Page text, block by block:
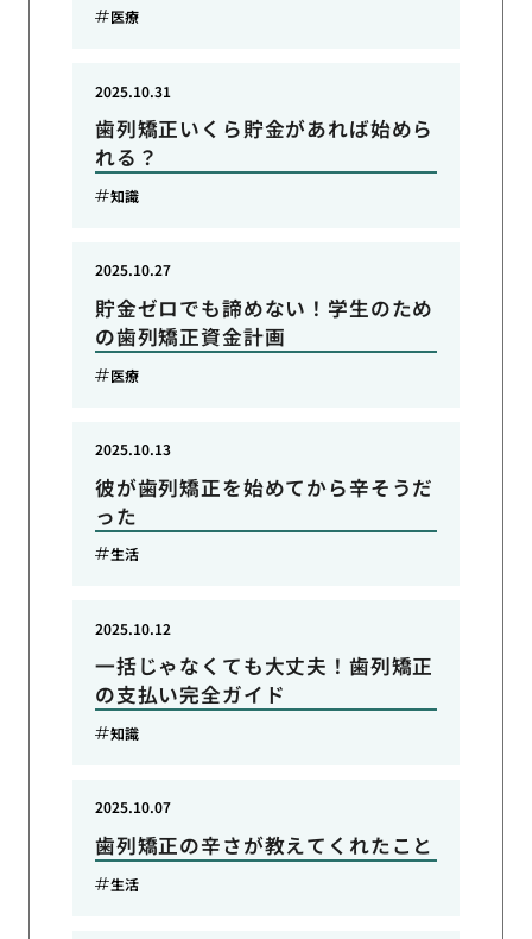
医療
歯列矯正いくら貯金があれば始めら
れる？
2025.10.31
知識
貯金ゼロでも諦めない！学生のため
の歯列矯正資金計画
2025.10.27
医療
彼が歯列矯正を始めてから辛そうだ
った
2025.10.13
生活
一括じゃなくても大丈夫！歯列矯正
の支払い完全ガイド
2025.10.12
知識
歯列矯正の辛さが教えてくれたこと
2025.10.07
生活